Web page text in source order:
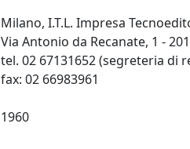
Milano, I.T.L. Impresa
Via Antonio da Recanate, 1 -
tel. 02 67131652 (segreteria di